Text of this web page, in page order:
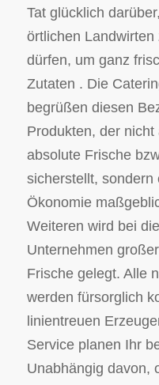
Tat glücklich
örtlichen
dürfen, um ganz
Zutaten . Die
begrüßen diesen
Produkten, der
absolute Frische
sicherstellt, sondern
Ökonomie
Weiteren wird bei
Unternehmen
Frische gelegt. Alle
werden fürsorglich
linientreuen
Service planen Ihr
Unabhängig davon,